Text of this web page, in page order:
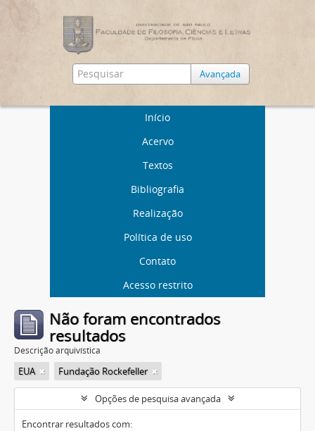
Avançada
Início
Acervo
Textos
Bibliografia
Realização
Política de uso
Contato
Acesso restrito
Não foram encontrados
resultados
Descrição arquivística
EUA Fundação Rockefeller
Opções de pesquisa avançada
Encontrar resultados com: